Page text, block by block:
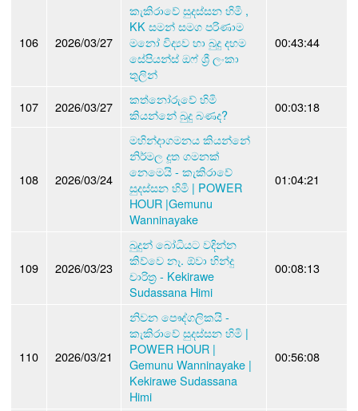
106 2026/03/27
කැකිරාවේ සුදස්සන හිමි ,
KK සමන් සමග පරිණාම
මනෝ විද්‍යව හා බුදු දහම
සේපියන්ස් ඔෆ් ශ්‍රී ලංකා
තුලින්
00:43:44
107 2026/03/27
කත්නෝරුවේ හිමි
කියන්නේ බුදු බණද?
00:03:18
108 2026/03/24
මහින්දාගමනය කියන්නේ
නිර්මල දූත ගමනක්
නෙමෙයි - කැකිරාවේ
සුදස්සන හිමි | POWER
HOUR |Gemunu
Wanninayake
01:04:21
109 2026/03/23
බුදුන් බෝධියට වදින්න
කිව්වෙ නෑ. ඕවා හින්දු
චාරිත්‍ර - Kekirawe
Sudassana Himi
00:08:13
110 2026/03/21
නිවන පෞද්ගලිකයි -
කැකිරාවේ සුදස්සන හිමි |
POWER HOUR |
Gemunu Wanninayake |
Kekirawe Sudassana
Himi
00:56:08